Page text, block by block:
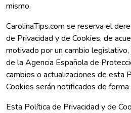
mismo.
CarolinaTips.com se reserva el
de Privacidad y de Cookies, de
motivado por un cambio
de la Agencia Española de
cambios o actualizaciones de esta
Cookies serán notificados de
Esta Política de Privacidad y de